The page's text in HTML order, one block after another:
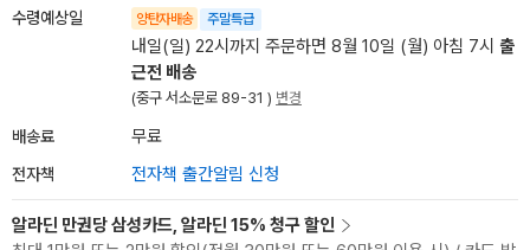
수령예상일 양탄자배송 주말특급
내일(일) 22시까지 주문하면 8월 10일 (월) 아침 7시 출
근전 배송
(중구 서소문로 89-31 ) 변경
배송료 무료
전자책 전자책 출간알림 신청
알라딘 만권당 삼성카드, 알라딘 15% 청구 할인